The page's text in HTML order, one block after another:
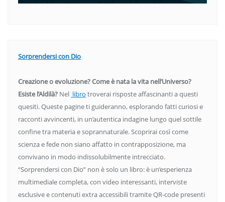
Sorprendersi con Dio
Creazione o evoluzione? Come è nata la vita nell’Universo?
Esiste l’Aldilà? Nel libro troverai risposte affascinanti a questi
quesiti. Queste pagine ti guideranno, esplorando fatti curiosi e
racconti avvincenti, in un’autentica indagine lungo quel sottile
confine tra materia e soprannaturale. Scoprirai così come
scienza e fede non siano affatto in contrapposizione, ma
convivano in modo indissolubilmente intrecciato.
“Sorprendersi con Dio” non è solo un libro: è un’esperienza
multimediale completa, con video interessanti, interviste
esclusive e contenuti extra accessibili tramite QR-code presenti